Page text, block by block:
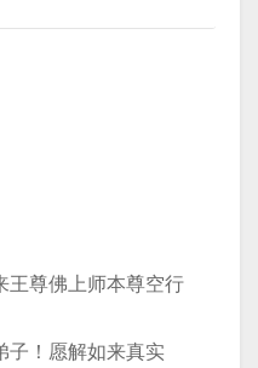
王尊佛上师本尊空行
子！愿解如来真实